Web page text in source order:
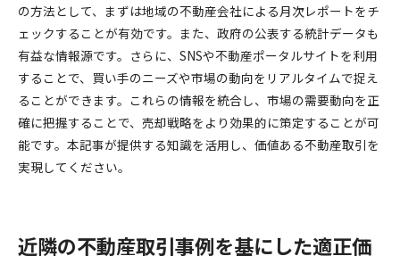
の方法として、まずは地域の不動産会社による月次レポートをチ
ェックすることが有効です。また、政府の公表する統計データも
有益な情報源です。さらに、SNSや不動産ポータルサイトを利用
することで、買い手のニーズや市場の動向をリアルタイムで捉え
ることができます。これらの情報を統合し、市場の需要動向を正
確に把握することで、売却戦略をより効果的に策定することが可
能です。本記事が提供する知識を活用し、価値ある不動産取引を
実現してください。
近隣の不動産取引事例を基にした適正価